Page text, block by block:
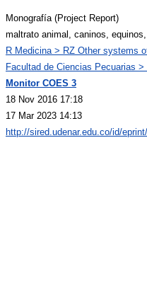
Monografía (Project Report)
maltrato animal, caninos,
R Medicina > RZ Other systems
Facultad de Ciencias Pecuarias
Monitor COES 3
18 Nov 2016 17:18
17 Mar 2023 14:13
http://sired.udenar.edu.co/id/